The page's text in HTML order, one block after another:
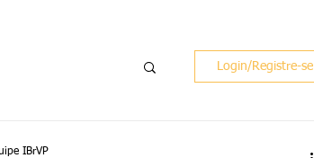
Login/Registre-se
IBrVP